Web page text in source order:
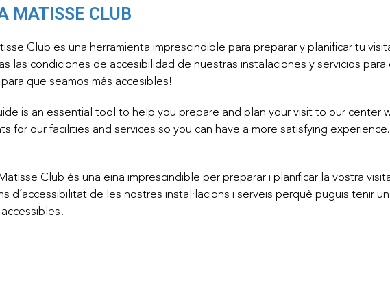
MATISSE CLUB
Club es una herramienta imprescindible para preparar y planificar tu
las condiciones de accesibilidad de nuestras instalaciones y servicios
que seamos más accesibles!
is an essential tool to help you prepare and plan your visit to our center
for our facilities and services so you can have a more satisfying
Club és una eina imprescindible per preparar i planificar la vostra
de les nostres instal·lacions i serveis perquè puguis tenir